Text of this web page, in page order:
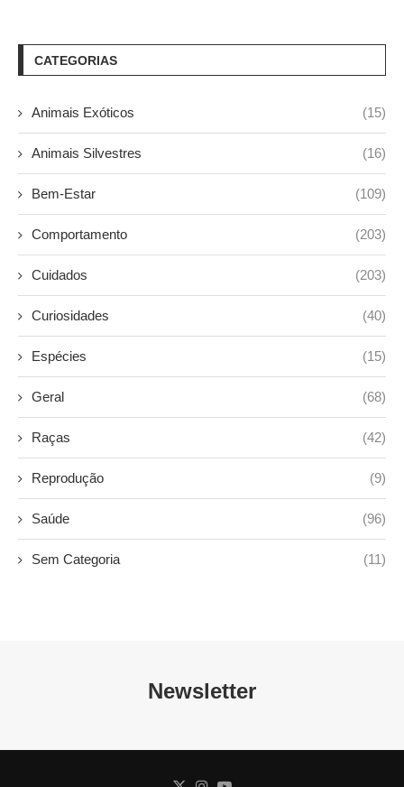
CATEGORIAS
Animais Exóticos (15)
Animais Silvestres (16)
Bem-Estar (109)
Comportamento (203)
Cuidados (203)
Curiosidades (40)
Espécies (15)
Geral (68)
Raças (42)
Reprodução (9)
Saúde (96)
Sem Categoria (11)
Newsletter